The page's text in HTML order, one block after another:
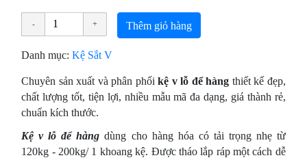
Thêm giỏ hàng
Danh mục:Kệ Sắt V
Chuyên sản xuất và phân phốikệ v lỗ để hàng thiết kế đẹp,
chất lượng tốt, tiện lợi, nhiều mẫu mã đa dạng, giá thành rẻ,
chuẩn kích thước.
Kệ v lỗ để hàng dùng cho hàng hóa có tải trọng nhẹ từ
120kg - 200kg/ 1 khoang kệ. Được tháo lắp ráp một cách dễ